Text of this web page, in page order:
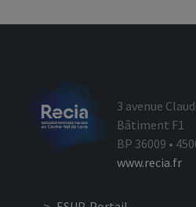
3 avenue
Bâtiment F1
BP 36009 •
www.recia.fr